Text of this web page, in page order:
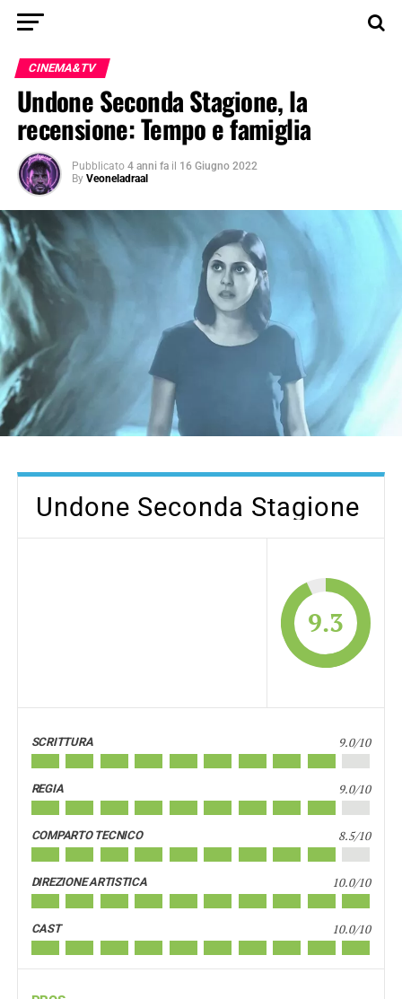
CINEMA&TV
Undone Seconda Stagione, la
recensione: Tempo e famiglia
Pubblicato 4 anni fa il 16 Giugno 2022
By Veoneladraal
Undone Seconda Stagione
9.3
SCRITTURA 9.0/10
REGIA 9.0/10
COMPARTO TECNICO 8.5/10
DIREZIONE ARTISTICA 10.0/10
CAST 10.0/10